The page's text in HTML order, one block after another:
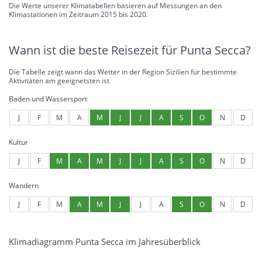
Die Werte unserer Klimatabellen basieren auf Messungen an den
Klimastationen im Zeitraum 2015 bis 2020.
Wann ist die beste Reisezeit für Punta Secca?
Die Tabelle zeigt wann das Wetter in der Region Sizilien für bestimmte
Aktivitäten am geeignetsten ist
Baden und Wassersport
J
F M A M J J A S O N D
Kultur
J
F M A M J J A S O N D
Wandern
J
F M A M J J A S O N D
Klimadiagramm Punta Secca im Jahresüberblick